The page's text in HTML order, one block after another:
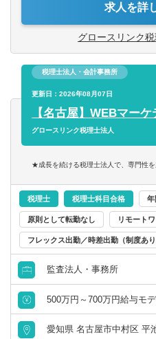
【こんな方におすすめ】
成長市場の資産税分野で
提案型の実務に挑戦した
AIやパートとの分業体制
中可能。
組織拡大期の今だからこ
れます。
スピード感のある環境で
【具体的には】
■相続税申告の顧客対応~
■資産運用、事業承継、不
⇒まずは1期生の育成を兼
ッフや社内間のリモートワ
その後2期生の育成・・・
拡張を支えていただきたい
求人を詳
グロースリンク
税理士法人・会計事務所
更新日：2026年08月07日
【名古屋】WEBマー
グロースリンク税理士法人
★成長を続ける税理士法人で、専門性
税理士 税理士科目合格 年
原則として転勤なし リモート
フレックス出勤／時差出勤（制度あり
監査法人・事務所
500万円～700万円給与モ
愛知県 名古屋市中村区